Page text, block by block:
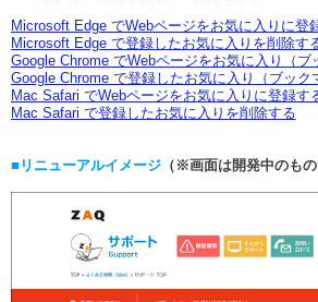
Microsoft Edge でWebページをお気に入りに登
Microsoft Edge で登録したお気に入りを削除す
Google Chrome でWebページをお気に入り（ブ
Google Chrome で登録したお気に入り（ブック
Mac Safari でWebページをお気に入りに登録す
Mac Safari で登録したお気に入りを削除する
■リニューアルイメージ（※画面は開発中のもの